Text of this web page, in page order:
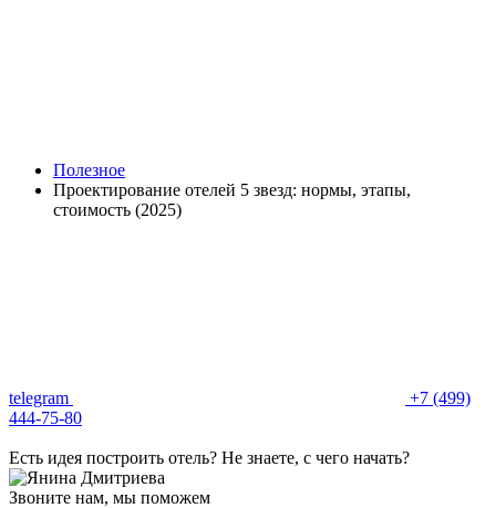
Полезное
Проектирование отелей 5 звезд: нормы, этапы,
стоимость (2025)
telegram
+7 (499)
444-75-80
Есть идея построить отель? Не знаете, с чего начать?
Звоните нам, мы поможем